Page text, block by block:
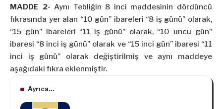
MADDE 2- Aynı Tebliğin 8 inci maddesinin dördüncü
fıkrasında yer alan “10 gün” ibareleri “8 iş günü” olarak,
“15 gün” ibareleri “11 iş günü” olarak, “10 uncu gün”
ibaresi “8 inci iş günü” olarak ve “15 inci gün” ibaresi “11
inci iş günü” olarak değiştirilmiş ve aynı maddeye
aşağıdaki fıkra eklenmiştir.
Ayrıca...